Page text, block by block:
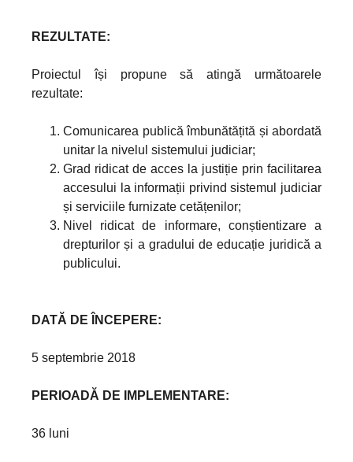
REZULTATE:
Proiectul își propune să atingă următoarele
rezultate:
Comunicarea publică îmbunătățită și abordată
unitar la nivelul sistemului judiciar;
Grad ridicat de acces la justiție prin facilitarea
accesului la informații privind sistemul judiciar
și serviciile furnizate cetățenilor;
Nivel ridicat de informare, conștientizare a
drepturilor și a gradului de educație juridică a
publicului.
DATĂ DE ÎNCEPERE:
5 septembrie 2018
PERIOADĂ DE IMPLEMENTARE:
36 luni